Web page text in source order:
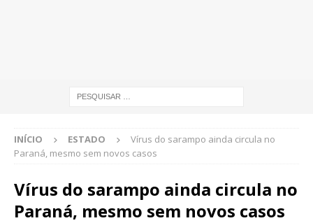
INÍCIO ESTADO
Vírus do sarampo ainda circula no
Paraná, mesmo sem novos casos
Vírus do sarampo ainda circula no
Paraná, mesmo sem novos casos